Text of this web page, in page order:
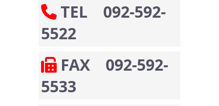
TEL 092-592-
5522
FAX 092-592-
5533